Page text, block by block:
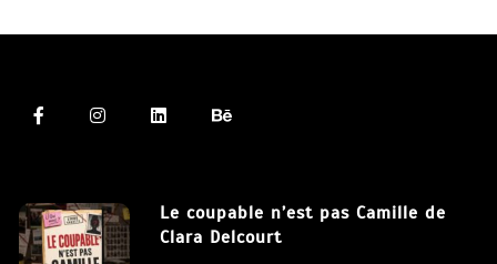
Le coupable n’est pas Camille de
Clara Delcourt